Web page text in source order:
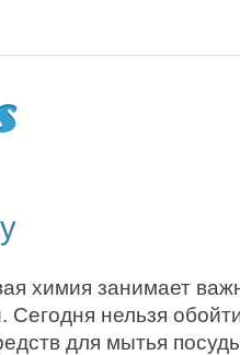
химия занимает
Сегодня нельзя
для мытья